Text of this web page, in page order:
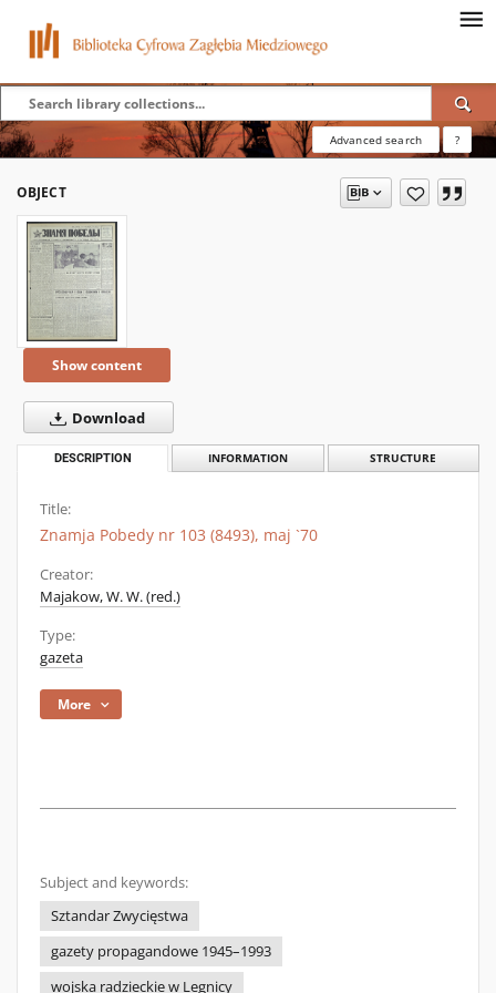
Advanced search ?
OBJECT
Show content
Download
DESCRIPTION INFORMATION STRUCTURE
Title:
Znamja Pobedy nr 103 (8493), maj `70
Creator:
Majakow, W. W. (red.)
Type:
gazeta
More
Subject and keywords:
Sztandar Zwycięstwa
gazety propagandowe 1945–1993
wojska radzieckie w Legnicy